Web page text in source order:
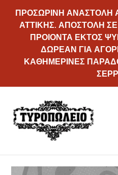
μετάβαση
περιεχόμενο
ΠΡΟΣΩΡΙΝΗ
ΑΤΤΙΚΗΣ. ΑΠΟΣΤΟΛΗ
ΠΡΟΙΟΝΤΑ ΕΚΤΟΣ
ΔΩΡΕΑΝ ΓΙΑ
ΚΑΘΗΜΕΡΙΝΕΣ